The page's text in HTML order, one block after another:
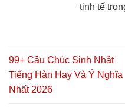
tinh tế
99+ Câu Chúc Sinh Nhật
Tiếng Hàn Hay Và Ý Nghĩa
Nhất 2026